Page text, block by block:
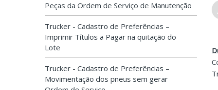
Peças da Ordem de Serviço de Manutenção
Trucker - Cadastro de Preferências –
Imprimir Títulos a Pagar na quitação do
Lote
Trucker - Cadastro de Preferências –
Movimentação dos pneus sem gerar